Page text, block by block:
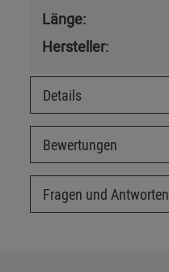
Länge:
Hersteller:
Details
Bewertungen
Fragen und Antworten